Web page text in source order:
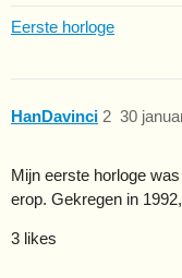
Eerste horloge
HanDavinci 30
2
Mijn eerste horloge
erop. Gekregen in
3 likes